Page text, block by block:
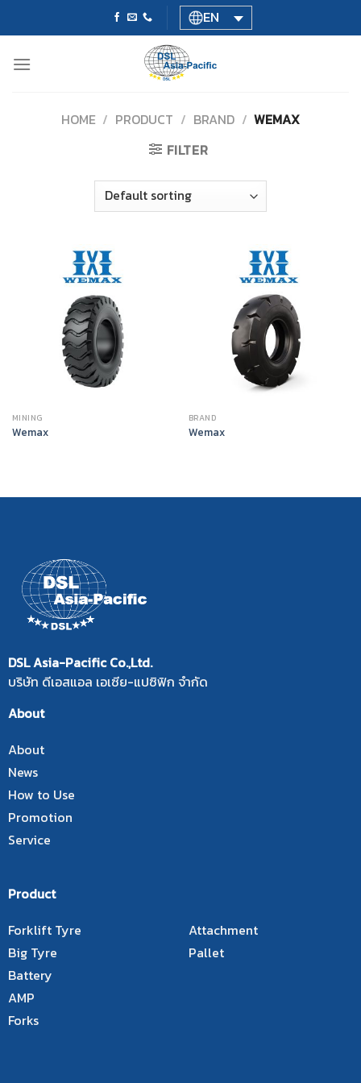
EN
HOME / PRODUCT / BRAND / WEMAX
FILTER
MINING
Wemax
BRAND
Wemax
DSL Asia-Pacific Co.,Ltd.
บริษัท ดีเอสแอล เอเซีย-แปซิฟิก จำกัด
About
About
News
How to Use
Promotion
Service
Product
Forklift Tyre
Big Tyre
Battery
AMP
Forks
Attachment
Pallet